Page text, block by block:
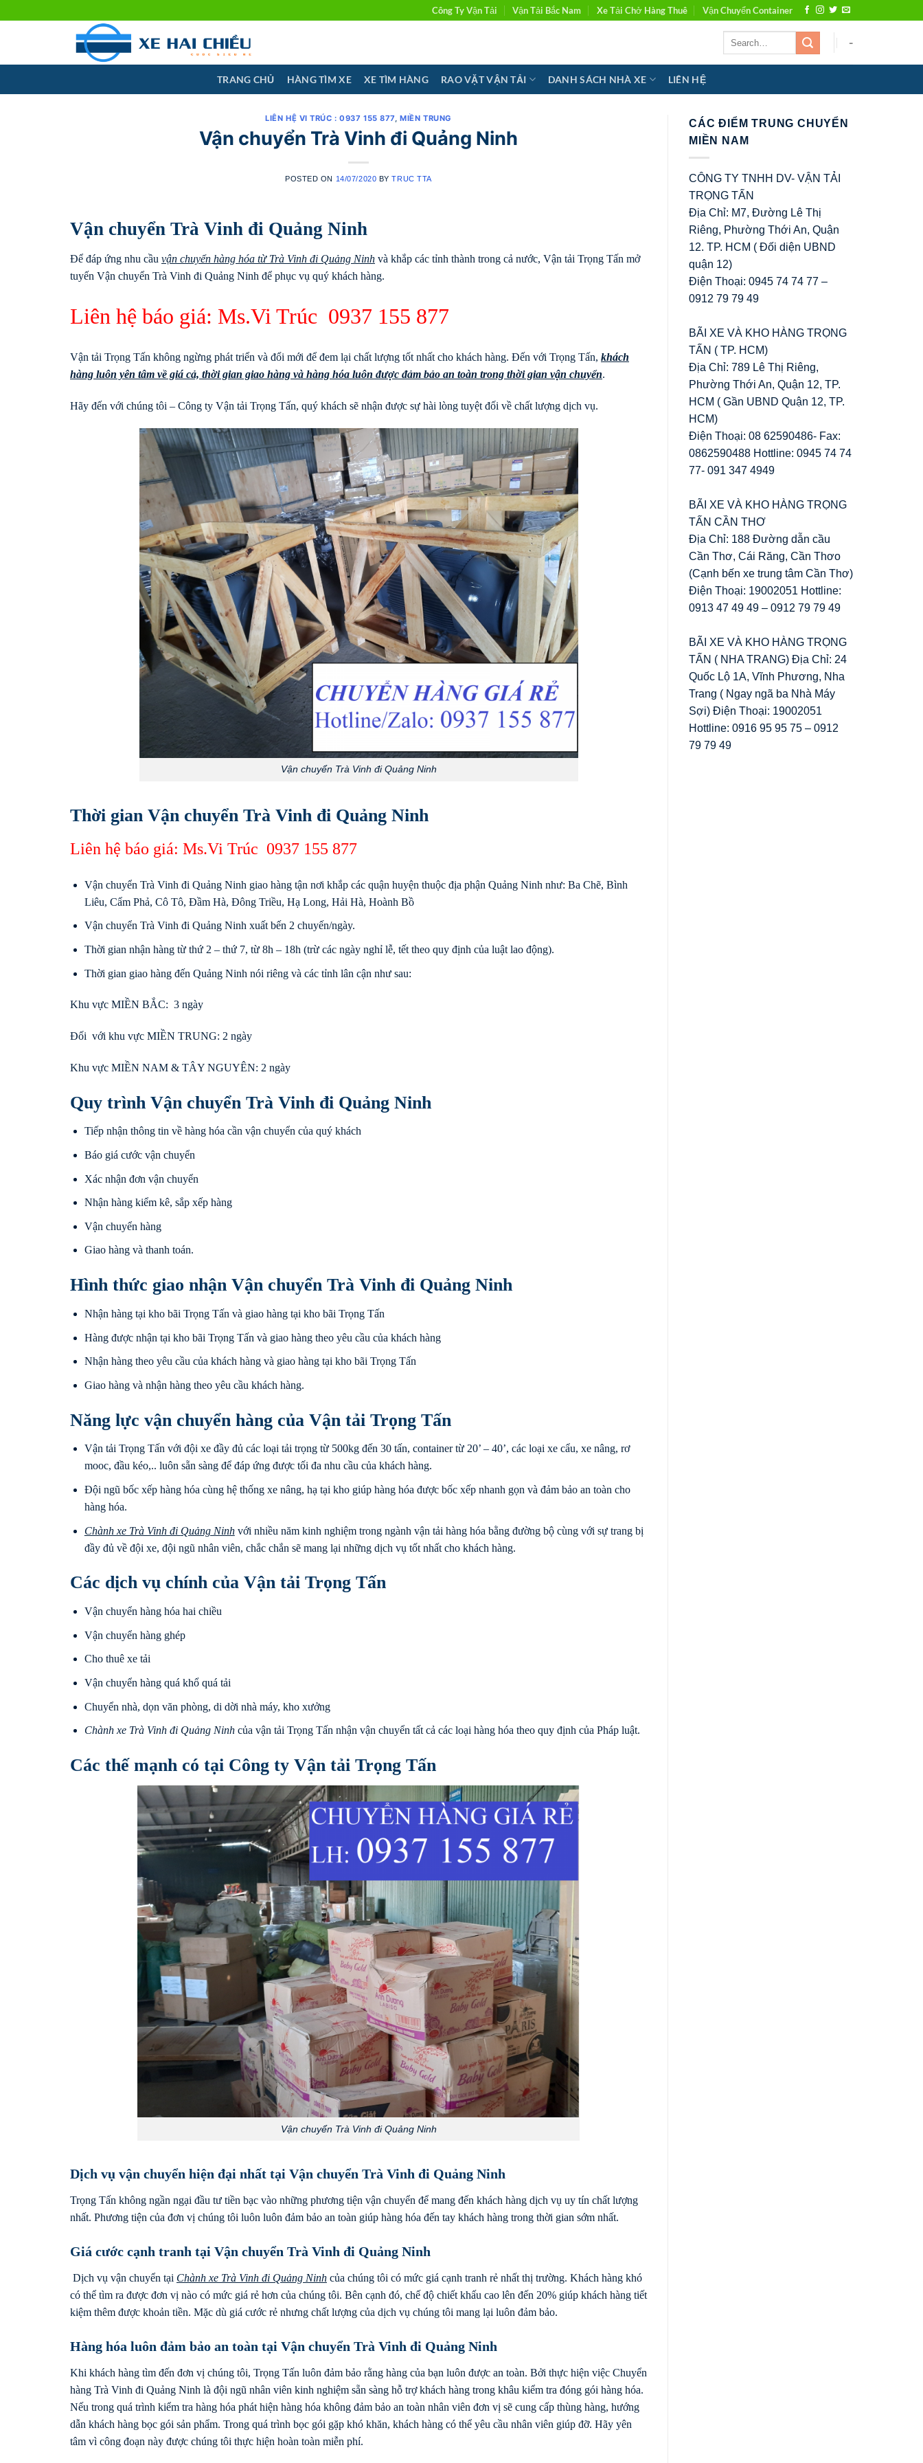
Công Ty Vận Tải Vận Tải Bắc Nam Xe Tải Chở Hàng Thuê Vận Chuyển Container
-
TRANG CHỦ HÀNG TÌM XE XE TÌM HÀNG RAO VẶT VẬN TẢI DANH SÁCH NHÀ XE LIÊN HỆ
LIÊN HỆ VI TRÚC : 0937 155 877,MIỀN TRUNG
Vận chuyển Trà Vinh đi Quảng Ninh
POSTED ON 14/07/2020 BYTRUC TTA
Vận chuyển Trà Vinh đi Quảng Ninh
Để đáp ứng nhu cầu vận chuyển hàng hóa từ Trà Vinh đi Quảng Ninh và khắp các tỉnh thành trong cả nước, Vận tải Trọng Tấn mở
tuyến Vận chuyển Trà Vinh đi Quảng Ninh để phục vụ quý khách hàng.
Liên hệ báo giá: Ms.Vi Trúc 0937 155 877
Vận tải Trọng Tấn không ngừng phát triển và đổi mới để đem lại chất lượng tốt nhất cho khách hàng. Đến với Trọng Tấn, khách
hàng luôn yên tâm về giá cả, thời gian giao hàng và hàng hóa luôn được đảm bảo an toàn trong thời gian vận chuyển.
Hãy đến với chúng tôi – Công ty Vận tải Trọng Tấn, quý khách sẽ nhận được sự hài lòng tuyệt đối về chất lượng dịch vụ.
Vận chuyển Trà Vinh đi Quảng Ninh
Thời gian Vận chuyển Trà Vinh đi Quảng Ninh
Liên hệ báo giá: Ms.Vi Trúc 0937 155 877
Vận chuyển Trà Vinh đi Quảng Ninh giao hàng tận nơi khắp các quận huyện thuộc địa phận Quảng Ninh như: Ba Chẽ, Bình
Liêu, Cẩm Phả, Cô Tô, Đầm Hà, Đông Triều, Hạ Long, Hải Hà, Hoành Bồ
Vận chuyển Trà Vinh đi Quảng Ninh xuất bến 2 chuyến/ngày.
Thời gian nhận hàng từ thứ 2 – thứ 7, từ 8h – 18h (trừ các ngày nghỉ lễ, tết theo quy định của luật lao động).
Thời gian giao hàng đến Quảng Ninh nói riêng và các tỉnh lân cận như sau:
Khu vực MIỀN BẮC: 3 ngày
Đối với khu vực MIỀN TRUNG: 2 ngày
Khu vực MIỀN NAM & TÂY NGUYÊN: 2 ngày
Quy trình Vận chuyển Trà Vinh đi Quảng Ninh
Tiếp nhận thông tin về hàng hóa cần vận chuyển của quý khách
Báo giá cước vận chuyển
Xác nhận đơn vận chuyển
Nhận hàng kiểm kê, sắp xếp hàng
Vận chuyển hàng
Giao hàng và thanh toán.
Hình thức giao nhận Vận chuyển Trà Vinh đi Quảng Ninh
Nhận hàng tại kho bãi Trọng Tấn và giao hàng tại kho bãi Trọng Tấn
Hàng được nhận tại kho bãi Trọng Tấn và giao hàng theo yêu cầu của khách hàng
Nhận hàng theo yêu cầu của khách hàng và giao hàng tại kho bãi Trọng Tấn
Giao hàng và nhận hàng theo yêu cầu khách hàng.
Năng lực vận chuyển hàng của Vận tải Trọng Tấn
Vận tải Trọng Tấn với đội xe đầy đủ các loại tải trọng từ 500kg đến 30 tấn, container từ 20’ – 40’, các loại xe cẩu, xe nâng, rơ
mooc, đầu kéo,.. luôn sẵn sàng để đáp ứng được tối đa nhu cầu của khách hàng.
Đội ngũ bốc xếp hàng hóa cùng hệ thống xe nâng, hạ tại kho giúp hàng hóa được bốc xếp nhanh gọn và đảm bảo an toàn cho
hàng hóa.
Chành xe Trà Vinh đi Quảng Ninhvới nhiều năm kinh nghiệm trong ngành vận tải hàng hóa bằng đường bộ cùng với sự trang bị
đầy đủ về đội xe, đội ngũ nhân viên, chắc chắn sẽ mang lại những dịch vụ tốt nhất cho khách hàng.
Các dịch vụ chính của Vận tải Trọng Tấn
Vận chuyển hàng hóa hai chiều
Vận chuyển hàng ghép
Cho thuê xe tải
Vận chuyển hàng quá khổ quá tải
Chuyển nhà, dọn văn phòng, di dời nhà máy, kho xưởng
Chành xe Trà Vinh đi Quảng Ninhcủa vận tải Trọng Tấn nhận vận chuyển tất cả các loại hàng hóa theo quy định của Pháp luật.
Các thế mạnh có tại Công ty Vận tải Trọng Tấn
Vận chuyển Trà Vinh đi Quảng Ninh
Dịch vụ vận chuyển hiện đại nhất tại Vận chuyển Trà Vinh đi Quảng Ninh
Trọng Tấn không ngần ngại đầu tư tiền bạc vào những phương tiện vận chuyển để mang đến khách hàng dịch vụ uy tín chất lượng
nhất. Phương tiện của đơn vị chúng tôi luôn luôn đảm bảo an toàn giúp hàng hóa đến tay khách hàng trong thời gian sớm nhất.
Giá cước cạnh tranh tại Vận chuyển Trà Vinh đi Quảng Ninh
Dịch vụ vận chuyển tại Chành xe Trà Vinh đi Quảng Ninh của chúng tôi có mức giá cạnh tranh rẻ nhất thị trường. Khách hàng khó
có thể tìm ra được đơn vị nào có mức giá rẻ hơn của chúng tôi. Bên cạnh đó, chế độ chiết khấu cao lên đến 20% giúp khách hàng tiết
kiệm thêm được khoản tiền. Mặc dù giá cước rẻ nhưng chất lượng của dịch vụ chúng tôi mang lại luôn đảm bảo.
Hàng hóa luôn đảm bảo an toàn tại Vận chuyển Trà Vinh đi Quảng Ninh
Khi khách hàng tìm đến đơn vị chúng tôi, Trọng Tấn luôn đảm bảo rằng hàng của bạn luôn được an toàn. Bởi thực hiện việc Chuyển
hàng Trà Vinh đi Quảng Ninh là đội ngũ nhân viên kinh nghiệm sẵn sàng hỗ trợ khách hàng trong khâu kiểm tra đóng gói hàng hóa.
Nếu trong quá trình kiểm tra hàng hóa phát hiện hàng hóa không đảm bảo an toàn nhân viên đơn vị sẽ cung cấp thùng hàng, hướng
dẫn khách hàng bọc gói sản phẩm. Trong quá trình bọc gói gặp khó khăn, khách hàng có thể yêu cầu nhân viên giúp đỡ. Hãy yên
tâm vì công đoạn này được chúng tôi thực hiện hoàn toàn miễn phí.
CÁC ĐIỂM TRUNG CHUYỂN
MIỀN NAM
CÔNG TY TNHH DV- VẬN TẢI
TRỌNG TẤN
Địa Chỉ: M7, Đường Lê Thị
Riêng, Phường Thới An, Quận
12. TP. HCM ( Đối diện UBND
quận 12)
Điện Thoại: 0945 74 74 77 –
0912 79 79 49
BÃI XE VÀ KHO HÀNG TRỌNG
TẤN ( TP. HCM)
Địa Chỉ: 789 Lê Thị Riêng,
Phường Thới An, Quận 12, TP.
HCM ( Gần UBND Quận 12, TP.
HCM)
Điện Thoại: 08 62590486- Fax:
0862590488 Hottline: 0945 74 74
77- 091 347 4949
BÃI XE VÀ KHO HÀNG TRỌNG
TẤN CẦN THƠ
Địa Chỉ: 188 Đường dẫn cầu
Cần Thơ, Cái Răng, Cần Thơo
(Cạnh bến xe trung tâm Cần Thơ)
Điện Thoại: 19002051 Hottline:
0913 47 49 49 – 0912 79 79 49
BÃI XE VÀ KHO HÀNG TRỌNG
TẤN ( NHA TRANG) Địa Chỉ: 24
Quốc Lộ 1A, Vĩnh Phương, Nha
Trang ( Ngay ngã ba Nhà Máy
Sợi) Điện Thoại: 19002051
Hottline: 0916 95 95 75 – 0912
79 79 49